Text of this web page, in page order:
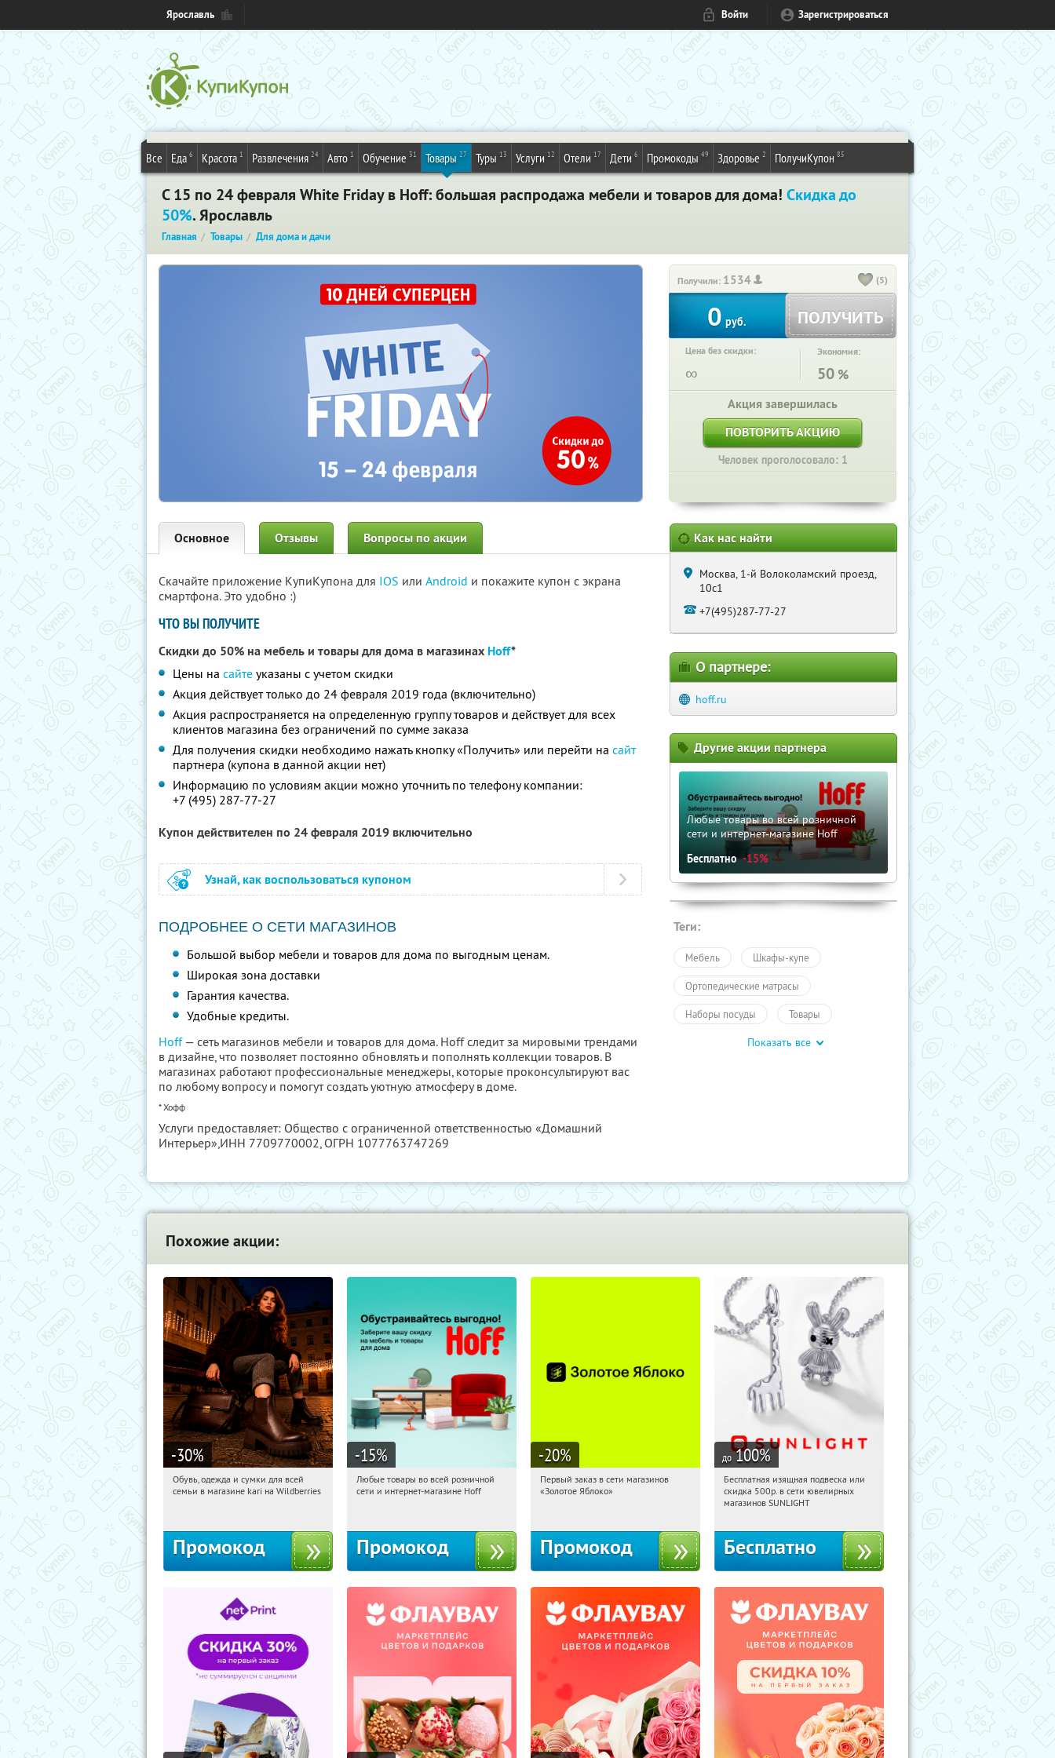
Ярославль Войти Зарегистрироваться
Все Еда 6 Красота 1 Развлечения 24 Авто 1 Обучение 31 Товары 27 Туры 13 Услуги 12 Отели 17 Дети 6 Промокоды 49 Здоровье 2 ПолучиКупон 85
С 15 по 24 февраля White Friday в Hoff: большая распродажа мебели и товаров для дома! Скидка до
50%. Ярославль
Главная Товары Для дома и дачи
Получили: 1534 (5)
0 руб. ПОЛУЧИТЬ
Цена без скидки:
∞
Экономия:
50 %
Акция завершилась
ПОВТОРИТЬ АКЦИЮ
Человек проголосовало: 1
Основное Отзывы Вопросы по акции
Скачайте приложение КупиКупона для IOS или Android и покажите купон с экрана
смартфона. Это удобно :)
ЧТО ВЫ ПОЛУЧИТЕ
Скидки до 50% на мебель и товары для дома в магазинах Hoff*
Цены на сайте указаны с учетом скидки
Акция действует только до 24 февраля 2019 года (включительно)
Акция распространяется на определенную группу товаров и действует для всех
клиентов магазина без ограничений по сумме заказа
Для получения скидки необходимо нажать кнопку «Получить» или перейти на сайт
партнера (купона в данной акции нет)
Информацию по условиям акции можно уточнить по телефону компании:
+7 (495) 287-77-27
Купон действителен по 24 февраля 2019 включительно
Узнай, как воспользоваться купоном
ПОДРОБНЕЕ О СЕТИ МАГАЗИНОВ
Большой выбор мебели и товаров для дома по выгодным ценам.
Широкая зона доставки
Гарантия качества.
Удобные кредиты.
Hoff— сеть магазинов мебели и товаров для дома. Hoff следит за мировыми трендами
в дизайне, что позволяет постоянно обновлять и пополнять коллекции товаров. В
магазинах работают профессиональные менеджеры, которые проконсультируют вас
по любому вопросу и помогут создать уютную атмосферу в доме.
* Хофф
Услуги предоставляет: Общество с ограниченной ответственностью «Домашний
Интерьер»,ИНН 7709770002, ОГРН 1077763747269
Как нас найти
Москва, 1-й Волоколамский проезд,
10с1
+7(495)287-77-27
О партнере:
hoff.ru
Другие акции партнера
Любые товары во всей розничной
сети и интернет-магазине Hoff
Бесплатно -15%
Теги:
Мебель Шкафы-купе
Ортопедические матрасы
Наборы посуды Товары
Для дома и дачи ПолучиКупон
Показать все
Похожие акции:
-30%
14:18:08 Получили:
Обувь, одежда и сумки для всей
семьи в магазине kari на Wildberries
Промокод
-15%
14:18:08 Получили:
Любые товары во всей розничной
сети и интернет-магазине Hoff
Промокод
-20%
14:18:08
Получи первым!
Первый заказ в сети магазинов
«Золотое Яблоко»
Промокод
до 100%
14:18:08 Получили:
Россия
Бесплатная изящная подвеска или
скидка 500р. в сети ювелирных
магазинов SUNLIGHT
Бесплатно